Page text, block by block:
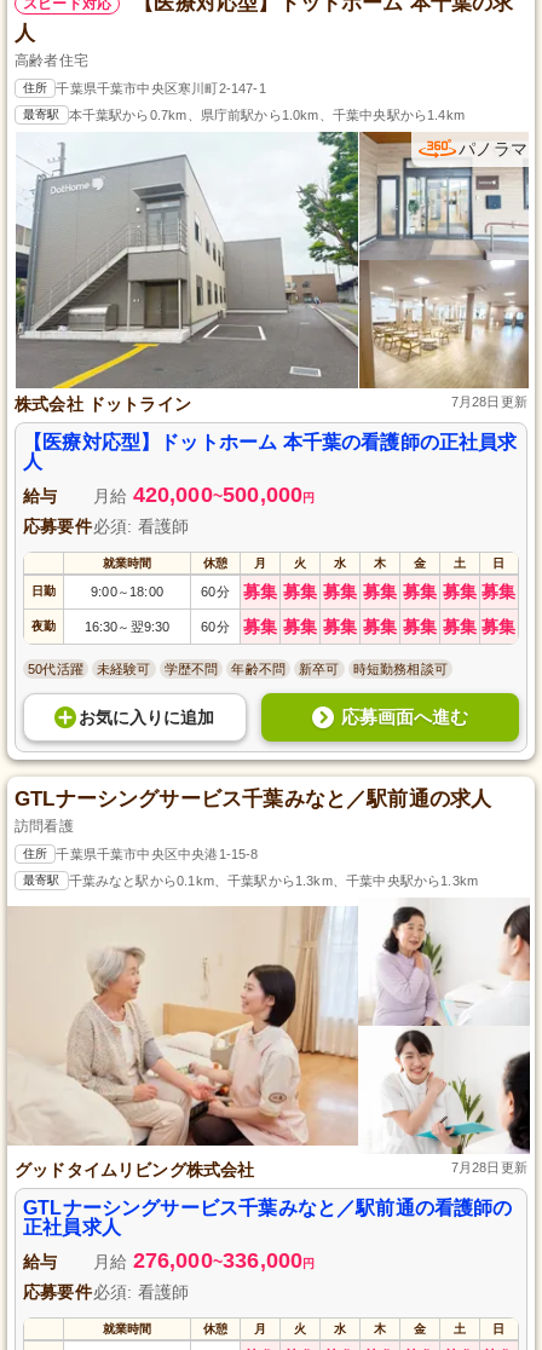
スピード対応
人
高齢者住宅
住所 千葉県千葉市中央区寒川町2-147-1
最寄駅 本千葉駅から0.7km、県庁前駅から1.0km、千葉中央駅から1.4km
パノラマ
株式会社 ドットライン 7月28日更新
【医療対応型】ドットホーム 本千葉の看護師の正社員求
人
給与 月給 420,000~500,000円
応募要件必須: 看護師
就業時間 休憩 月 火 水 木 金 土 日
日勤 9:00～ 18:00 60分 募集 募集 募集 募集 募集 募集 募集
夜勤 16:30～ 翌9:30 60分 募集 募集 募集 募集 募集 募集 募集
50代活躍 未経験可 学歴不問 年齢不問 新卒可 時短勤務相談可
お気に入り に追加 応募画面へ進む
GTLナーシングサービス千葉みなと／駅前通の求人
訪問看護
住所 千葉県千葉市中央区中央港1-15-8
最寄駅 千葉みなと駅から0.1km、千葉駅から1.3km、千葉中央駅から1.3km
グッドタイムリビング株式会社 7月28日更新
GTLナーシングサービス千葉みなと／駅前通の看護師の
正社員求人
給与 月給 276,000~336,000円
応募要件必須: 看護師
就業時間 休憩 月 火 水 木 金 土 日